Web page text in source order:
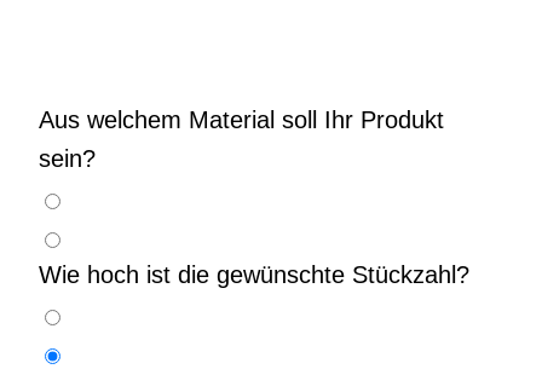
Aus welchem Material soll Ihr Produkt
sein?
Wie hoch ist die gewünschte Stückzahl?